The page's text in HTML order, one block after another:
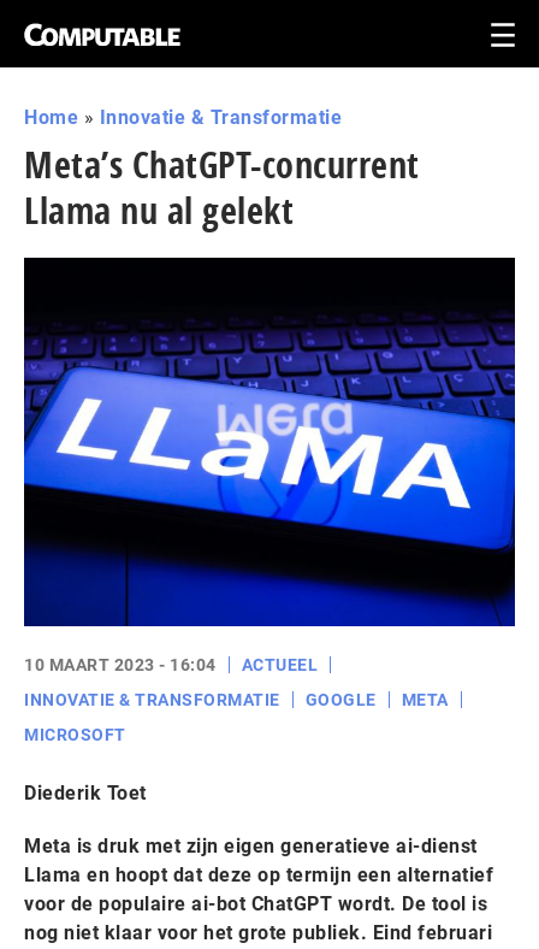
Home » Innovatie & Transformatie
Meta’s ChatGPT-concurrent
Llama nu al gelekt
10 MAART 2023 - 16:04
ACTUEEL
INNOVATIE & TRANSFORMATIE
GOOGLE
META
MICROSOFT
Diederik Toet
Meta is druk met zijn eigen generatieve ai-dienst
Llama en hoopt dat deze op termijn een alternatief
voor de populaire ai-bot ChatGPT wordt. De tool is
nog niet klaar voor het grote publiek. Eind februari